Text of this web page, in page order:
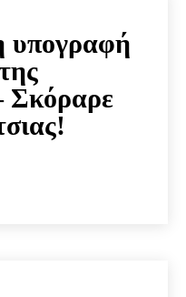
υπογραφή
Σκόραρε